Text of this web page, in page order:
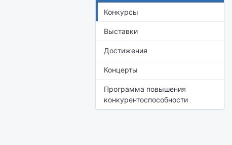
Конкурсы
Выставки
Достижения
Концерты
Программа повышения
конкурентоспособности